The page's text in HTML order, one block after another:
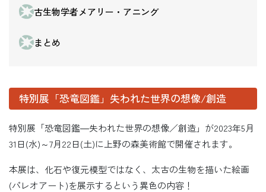
古生物学者メアリー・アニング
まとめ
特別展「恐竜図鑑」失われた世界の想像/創造
特別展「恐竜図鑑―失われた世界の想像／創造」が2023年5月
31日(水)～7月22日(土)に上野の森美術館で開催されます。
本展は、化石や復元模型ではなく、太古の生物を描いた絵画
(パレオアート)を展示するという異色の内容！